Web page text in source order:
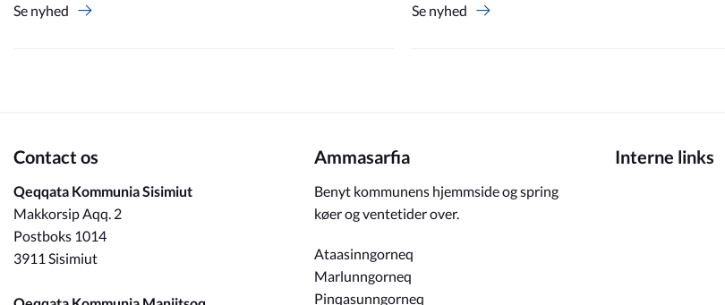
Se nyhed Se nyhed
Contact os
Qeqqata Kommunia Sisimiut
Makkorsip Aqq. 2
Postboks 1014
3911 Sisimiut
Ammasarfia
Benyt kommunens hjemmside og spring
køer og ventetider over.
Ataasinngorneq
Marlunngorneq
Pinqasunngorneq
Interne links